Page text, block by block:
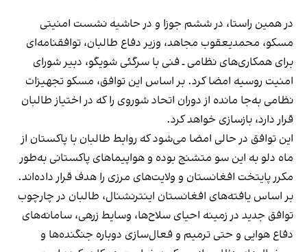
در همین راستا، در ششم جوزا و در حاشیه نشست امنیتی
مسکو، محمدیعقوب مجاهد، وزیر دفاع طالبان، توافقنامه‌ای
برای همکاری‌های نظامی ـ فنی با سرگئی شویگو، دبیر شورای
امنیت روسیه امضا کرد. بر اساس این توافق، مسکو تجهیزات
نظامی به‌جا مانده از دوران اتحاد شوروی را که در اختیاز طالبان
قرار دارد، بازسازی خواهد کرد.
این توافق در حالی امضا می‌شود که روابط طالبان با پاکستان از
ماه دلو به این سو متشنج بوده و هواپیماهای پاکستانی به‌طور
مکرر پایتخت افغانستان و ولایت‌های مرزی را هدف قرار داده‌اند.
بر اساس یافته‌های افغانستان اینترنشنال، طالبان در چارچوب
توافق جدید در زمینه احیای سلاح‌ها، وسایط زرهی، سامانه‌های
دفاع هوایی و حتی ترمیم و فعال‌سازی دوباره جنگنده‌ها و